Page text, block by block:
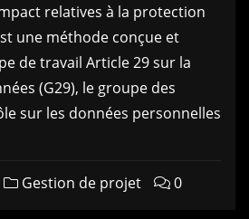
relatives à la protection
une méthode conçue et
de travail Article 29 sur la
(G29), le groupe des
sur les données personnelles
Gestion de projet 0